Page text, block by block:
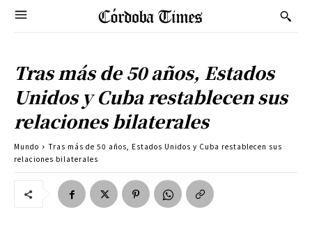
Tras más de 50 años, Estados
Unidos y Cuba restablecen sus
relaciones bilaterales
Mundo
Tras más de 50 años, Estados Unidos y Cuba restablecen sus
relaciones bilaterales